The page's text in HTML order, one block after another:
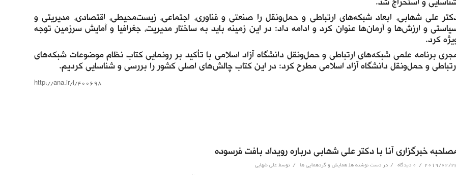
و استخراج شد.
علی شهابی، ابعاد شبکه‌های ارتباطی و حمل‌ونقل را صنعتی و فناوری، اجتماعی، زیست‌محیطی، اقتصادی، مدیریتی و
و ارزش‌ها و آرمان‌ها عنوان کرد و ادامه داد: در این زمینه باید به ساختار مدیریت، جغرافیا و آمایش سرزمین توجه
کرد.
برنامه علمی شبکه‌های ارتباطی و حمل‌ونقل دانشگاه آزاد اسلامی با تأکید بر رونمایی کتاب نظام موضوعات شبکه‌‌‌های
و حمل‌ونقل دانشگاه آزاد اسلامی مطرح کرد: در این کتاب چالش‌های اصلی کشور را بررسی و شناسایی کردیم.
http://ana.ir/i/400698
خبرگزاری آنا با دکتر علی شهابی درباره رویداد بافت فرسوده
2019/02/
/ ۰ دیدگاه / در دست نوشته ها, همایش و گردهمایی ها / توسط علی شهابی